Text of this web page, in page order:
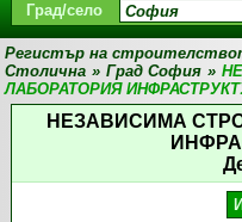
Град/село
Регистър на
Столична » Град София »
ЛАБОРАТОРИЯ
НЕЗАВИСИМА